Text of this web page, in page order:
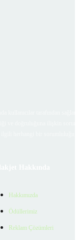
Hakkımızda
Ödüllerimiz
Reklam Çözümleri